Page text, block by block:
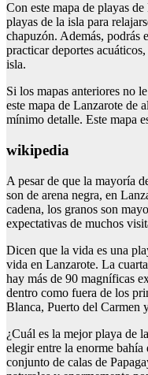
Con este mapa de playas
playas de la isla para
chapuzón. Además, podrás
practicar deportes
isla.
Si los mapas anteriores no
este mapa de Lanzarote de
mínimo detalle. Este mapa
wikipedia
A pesar de que la mayoría
son de arena negra, en
cadena, los granos son
expectativas de muchos
Dicen que la vida es una
vida en Lanzarote. La
hay más de 90 magníficas
dentro como fuera de los
Blanca, Puerto del Carmen
¿Cuál es la mejor playa de
elegir entre la enorme bahía
conjunto de calas de